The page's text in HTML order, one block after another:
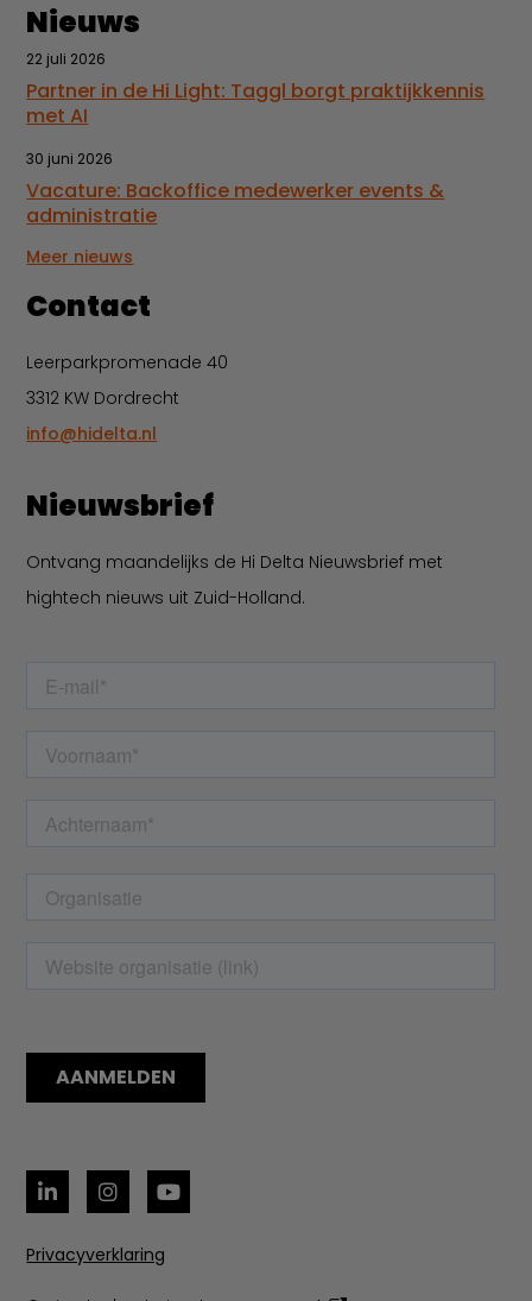
Nieuws
22 juli 2026
Partner in de Hi Light: Taggl borgt praktijkkennis
met AI
30 juni 2026
Vacature: Backoffice medewerker events &
administratie
Meer nieuws
Contact
Leerparkpromenade 40
3312 KW Dordrecht
info@hidelta.nl
Nieuwsbrief
Ontvang maandelijks de Hi Delta Nieuwsbrief met
hightech nieuws uit Zuid-Holland.
Privacyverklaring